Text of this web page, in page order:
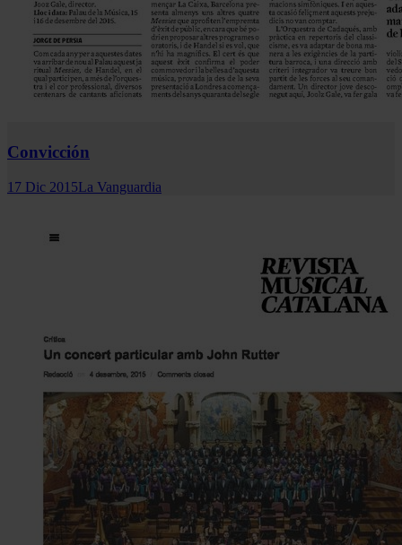
Convicción
17 Dic 2015La Vanguardia